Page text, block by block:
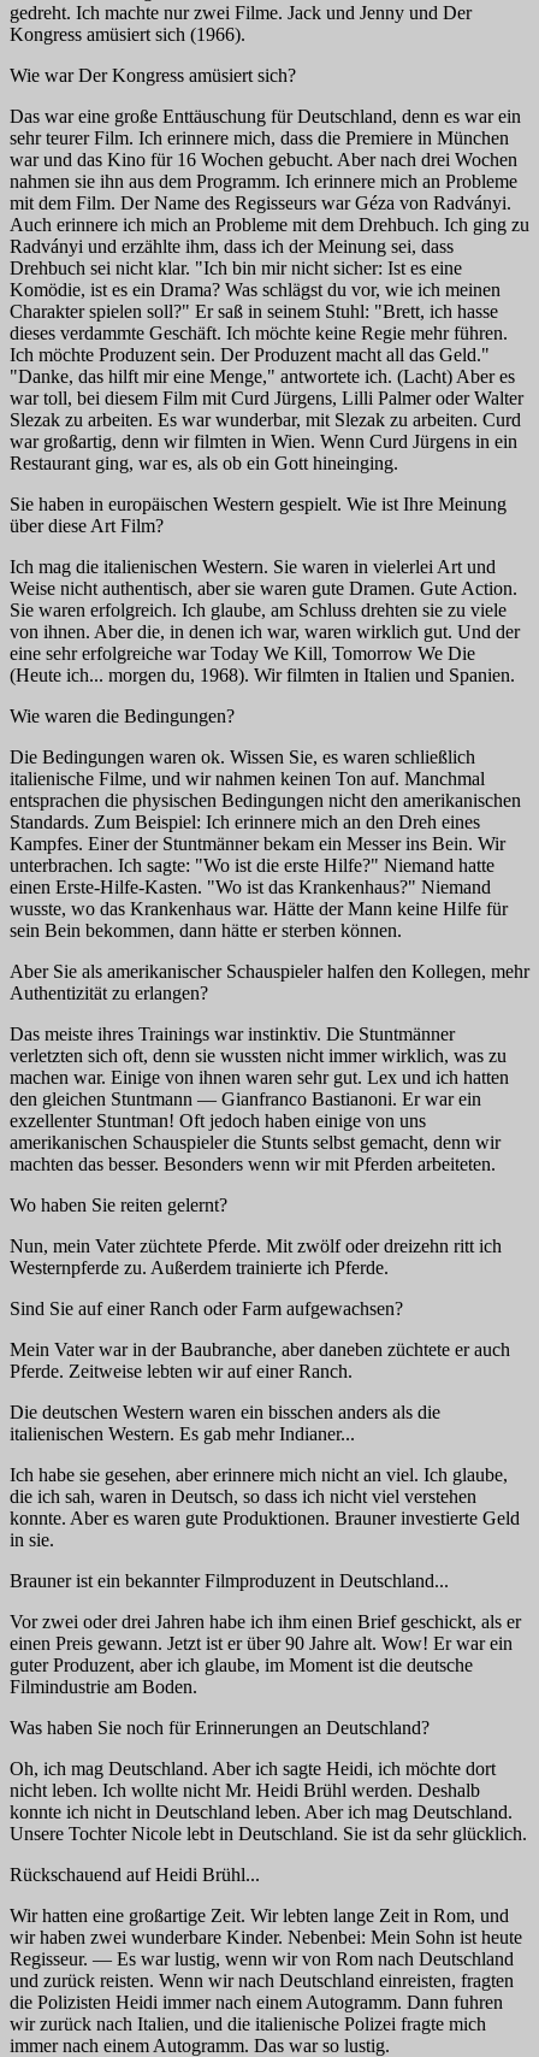
gedreht. Ich machte nur zwei Filme. Jack und Jenny und Der
Kongress amüsiert sich (1966).
Wie warDer Kongress amüsiert sich?
Das war eine große Enttäuschung für Deutschland, denn es war ein
sehr teurer Film. Ich erinnere mich, dass die Premiere in München
war und das Kino für 16 Wochen gebucht. Aber nach drei Wochen
nahmen sie ihn aus dem Programm. Ich erinnere mich an Probleme
mit dem Film. Der Name des Regisseurs war Géza von Radványi.
Auch erinnere ich mich an Probleme mit dem Drehbuch. Ich ging zu
Radványi und erzählte ihm, dass ich der Meinung sei, dass
Drehbuch sei nicht klar. "Ich bin mir nicht sicher: Ist es eine
Komödie, ist es ein Drama? Was schlägst du vor, wie ich meinen
Charakter spielen soll?" Er saß in seinem Stuhl: "Brett, ich hasse
dieses verdammte Geschäft. Ich möchte keine Regie mehr führen.
Ich möchte Produzent sein. Der Produzent macht all das Geld."
"Danke, das hilft mir eine Menge," antwortete ich. (Lacht) Aber es
war toll, bei diesem Film mit Curd Jürgens, Lilli Palmer oder Walter
Slezak zu arbeiten. Es war wunderbar, mit Slezak zu arbeiten. Curd
war großartig, denn wir filmten in Wien. Wenn Curd Jürgens in ein
Restaurant ging, war es, als ob ein Gott hineinging.
Sie haben in europäischen Western gespielt. Wie ist Ihre Meinung
über diese Art Film?
Ich mag die italienischen Western. Sie waren in vielerlei Art und
Weise nicht authentisch, aber sie waren gute Dramen. Gute Action.
Sie waren erfolgreich. Ich glaube, am Schluss drehten sie zu viele
von ihnen. Aber die, in denen ich war, waren wirklich gut. Und der
eine sehr erfolgreiche warToday We Kill, Tomorrow We Die
(Heute ich... morgen du, 1968). Wir filmten in Italien und Spanien.
Wie waren die Bedingungen?
Die Bedingungen waren ok. Wissen Sie, es waren schließlich
italienische Filme, und wir nahmen keinen Ton auf. Manchmal
entsprachen die physischen Bedingungen nicht den amerikanischen
Standards. Zum Beispiel: Ich erinnere mich an den Dreh eines
Kampfes. Einer der Stuntmänner bekam ein Messer ins Bein. Wir
unterbrachen. Ich sagte: "Wo ist die erste Hilfe?" Niemand hatte
einen Erste-Hilfe-Kasten. "Wo ist das Krankenhaus?" Niemand
wusste, wo das Krankenhaus war. Hätte der Mann keine Hilfe für
sein Bein bekommen, dann hätte er sterben können.
Aber Sie als amerikanischer Schauspieler halfen den Kollegen, mehr
Authentizität zu erlangen?
Das meiste ihres Trainings war instinktiv. Die Stuntmänner
verletzten sich oft, denn sie wussten nicht immer wirklich, was zu
machen war. Einige von ihnen waren sehr gut. Lex und ich hatten
den gleichen Stuntmann — Gianfranco Bastianoni. Er war ein
exzellenter Stuntman! Oft jedoch haben einige von uns
amerikanischen Schauspieler die Stunts selbst gemacht, denn wir
machten das besser. Besonders wenn wir mit Pferden arbeiteten.
Wo haben Sie reiten gelernt?
Nun, mein Vater züchtete Pferde. Mit zwölf oder dreizehn ritt ich
Westernpferde zu. Außerdem trainierte ich Pferde.
Sind Sie auf einer Ranch oder Farm aufgewachsen?
Mein Vater war in der Baubranche, aber daneben züchtete er auch
Pferde. Zeitweise lebten wir auf einer Ranch.
Die deutschen Western waren ein bisschen anders als die
italienischen Western. Es gab mehr Indianer...
Ich habe sie gesehen, aber erinnere mich nicht an viel. Ich glaube,
die ich sah, waren in Deutsch, so dass ich nicht viel verstehen
konnte. Aber es waren gute Produktionen. Brauner investierte Geld
in sie.
Brauner ist ein bekannter Filmproduzent in Deutschland...
Vor zwei oder drei Jahren habe ich ihm einen Brief geschickt, als er
einen Preis gewann. Jetzt ist er über 90 Jahre alt. Wow! Er war ein
guter Produzent, aber ich glaube, im Moment ist die deutsche
Filmindustrie am Boden.
Was haben Sie noch für Erinnerungen an Deutschland?
Oh, ich mag Deutschland. Aber ich sagte Heidi, ich möchte dort
nicht leben. Ich wollte nicht Mr. Heidi Brühl werden. Deshalb
konnte ich nicht in Deutschland leben. Aber ich mag Deutschland.
Unsere Tochter Nicole lebt in Deutschland. Sie ist da sehr glücklich.
Rückschauend auf Heidi Brühl...
Wir hatten eine großartige Zeit. Wir lebten lange Zeit in Rom, und
wir haben zwei wunderbare Kinder. Nebenbei: Mein Sohn ist heute
Regisseur. — Es war lustig, wenn wir von Rom nach Deutschland
und zurück reisten. Wenn wir nach Deutschland einreisten, fragten
die Polizisten Heidi immer nach einem Autogramm. Dann fuhren
wir zurück nach Italien, und die italienische Polizei fragte mich
immer nach einem Autogramm. Das war so lustig.